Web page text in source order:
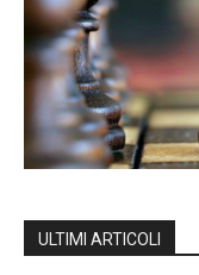
ULTIMI ARTICOLI